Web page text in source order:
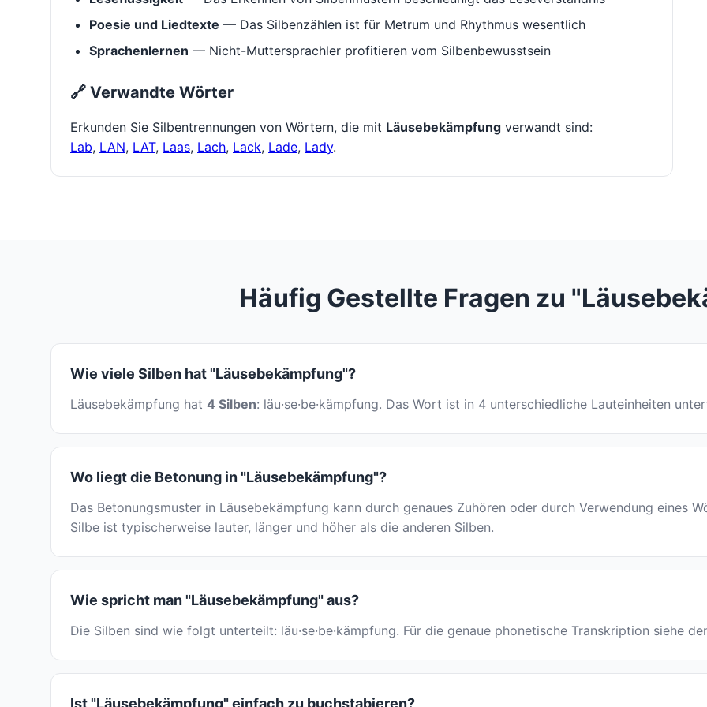
Poesie und Liedtexte — Das Silbenzählen ist für Metrum und Rhythmus wesentlich
Sprachenlernen — Nicht-Muttersprachler profitieren vom Silbenbewusstsein
🔗 Verwandte Wörter
Erkunden Sie Silbentrennungen von Wörtern, die mit Läusebekämpfung verwandt sind:
Lab, LAN, LAT, Laas, Lach, Lack, Lade, Lady.
Häufig Gestellte Fragen zu
Wie viele Silben hat "Läusebekämpfung"?
Läusebekämpfung hat 4 Silben: läu·se·be·kämpfung. Das Wort ist in 4 unterschiedliche Lauteinheiten
Wo liegt die Betonung in "Läusebekämpfung"?
Das Betonungsmuster in Läusebekämpfung kann durch genaues Zuhören oder durch Verwendung eines
Silbe ist typischerweise lauter, länger und höher als die anderen Silben.
Wie spricht man "Läusebekämpfung" aus?
Die Silben sind wie folgt unterteilt: läu·se·be·kämpfung. Für die genaue phonetische Transkription siehe
Ist "Läusebekämpfung" einfach zu buchstabieren?